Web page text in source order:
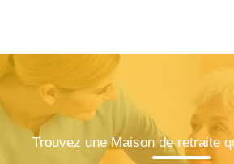
Trouvez une Maison de retraite